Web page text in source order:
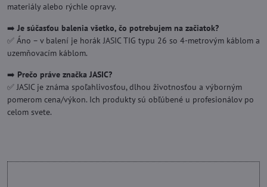
materiály alebo rýchle opravy.
➡️ Je súčasťou balenia všetko, čo potrebujem na začiatok?
✅ Áno – v balení je horák JASIC TIG typu 26 so 4-metrovým káblom a
uzemňovacím káblom.
➡️ Prečo práve značka JASIC?
✅ JASIC je známa spoľahlivosťou, dlhou životnosťou a výborným
pomerom cena/výkon. Ich produkty sú obľúbené u profesionálov po
celom svete.